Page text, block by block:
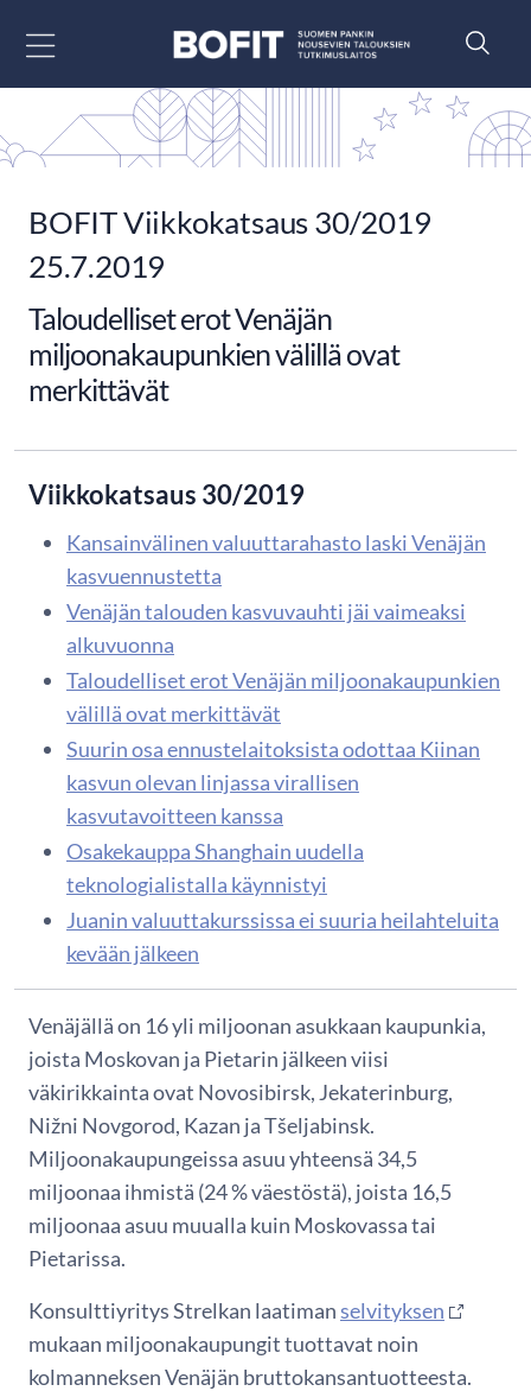
BOFIT Viikkokatsaus 30/2019
25.7.2019
Taloudelliset erot Venäjän
miljoonakaupunkien välillä ovat
merkittävät
Viikkokatsaus 30/2019
Kansainvälinen valuuttarahasto laski Venäjän
kasvuennustetta
Venäjän talouden kasvuvauhti jäi vaimeaksi
alkuvuonna
Taloudelliset erot Venäjän miljoonakaupunkien
välillä ovat merkittävät
Suurin osa ennustelaitoksista odottaa Kiinan
kasvun olevan linjassa virallisen
kasvutavoitteen kanssa
Osakekauppa Shanghain uudella
teknologialistalla käynnistyi
Juanin valuuttakurssissa ei suuria heilahteluita
kevään jälkeen
Venäjällä on 16 yli miljoonan asukkaan kaupunkia,
joista Moskovan ja Pietarin jälkeen viisi
väkirikkainta ovat Novosibirsk, Jekaterinburg,
Nižni Novgorod, Kazan ja Tšeljabinsk.
Miljoonakaupungeissa asuu yhteensä 34,5
miljoonaa ihmistä (24 % väestöstä), joista 16,5
miljoonaa asuu muualla kuin Moskovassa tai
Pietarissa.
Konsulttiyritys Strelkan laatimanselvityksen
mukaan miljoonakaupungit tuottavat noin
kolmanneksen Venäjän bruttokansantuotteesta.